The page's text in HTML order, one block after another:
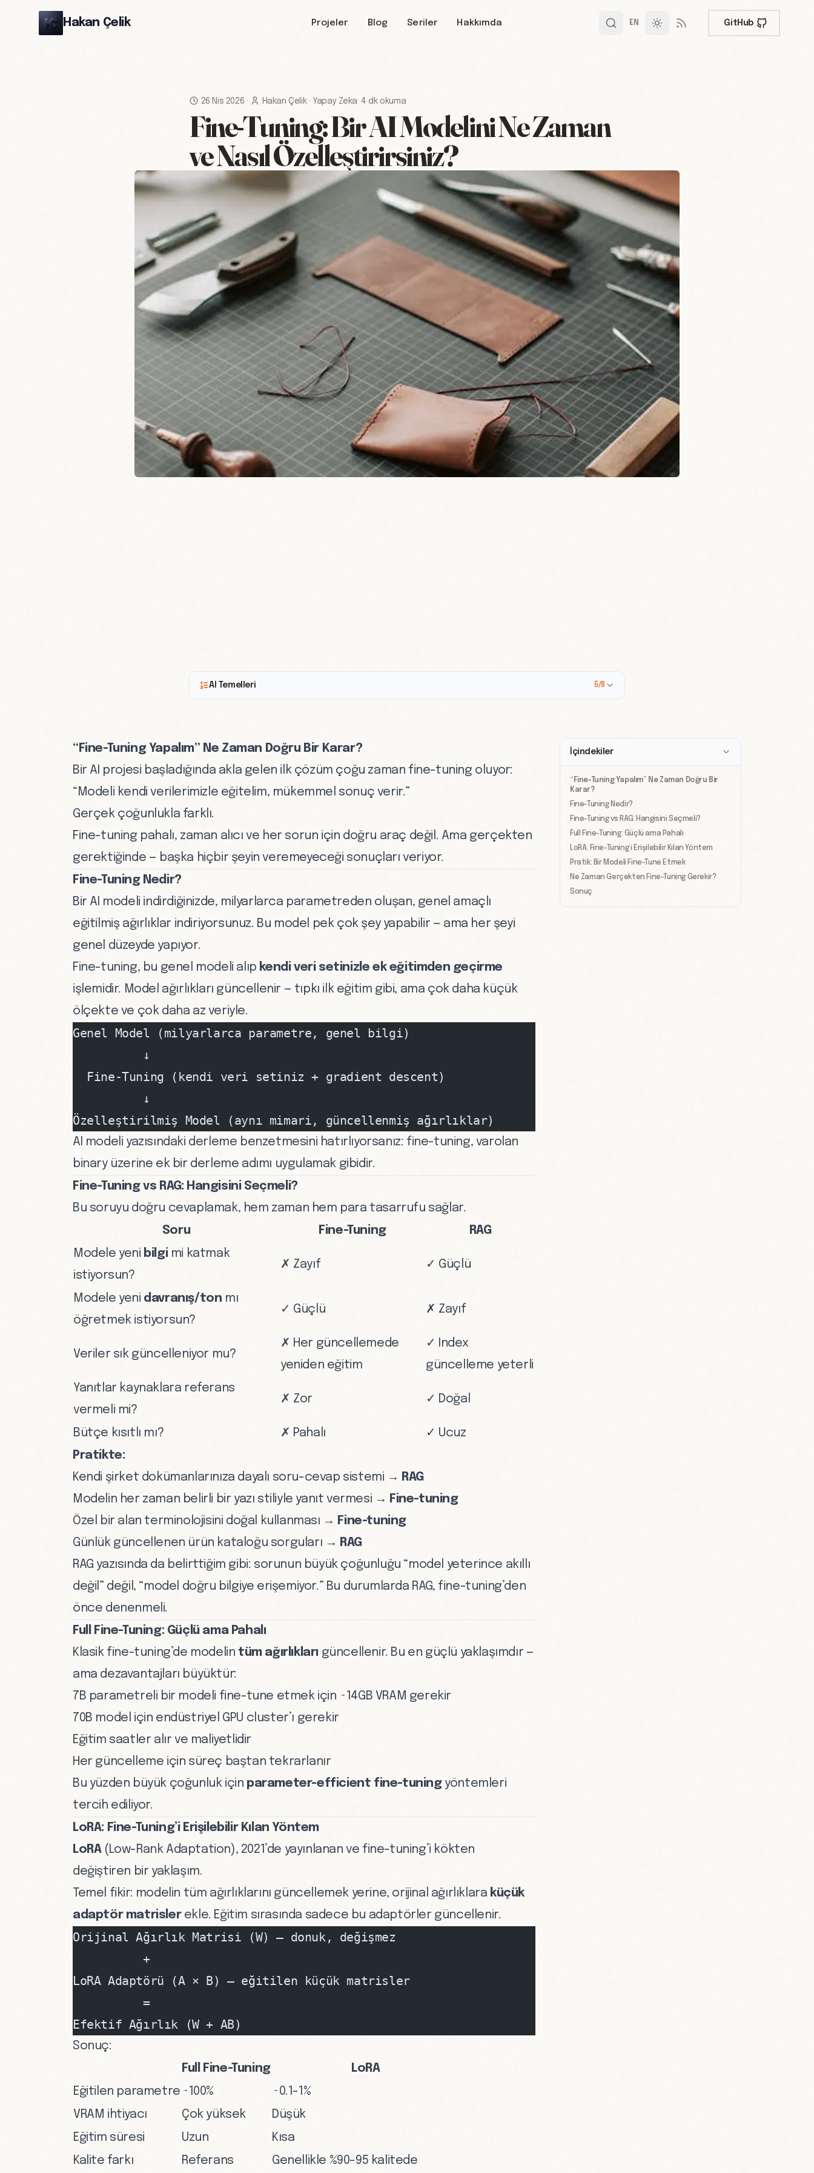
Hakan Çelik Projeler Blog Seriler Hakkımda EN GitHub
26 Nis 2026 · Hakan Çelik· Yapay Zeka· 4 dk okuma
Fine-Tuning: Bir AI Modelini Ne Zaman
ve Nasıl Özelleştirirsiniz?
AI Temelleri 5/8
“Fine-Tuning Yapalım” Ne Zaman Doğru Bir Karar?
Bir AI projesi başladığında akla gelen ilk çözüm çoğu zaman fine-tuning oluyor:
“Modeli kendi verilerimizle eğitelim, mükemmel sonuç verir.”
Gerçek çoğunlukla farklı.
Fine-tuning pahalı, zaman alıcı ve her sorun için doğru araç değil. Ama gerçekten
gerektiğinde — başka hiçbir şeyin veremeyeceği sonuçları veriyor.
Fine-Tuning Nedir?
Bir AI modeli indirdiğinizde, milyarlarca parametreden oluşan, genel amaçlı
eğitilmiş ağırlıklar indiriyorsunuz. Bu model pek çok şey yapabilir — ama her şeyi
genel düzeyde yapıyor.
Fine-tuning, bu genel modeli alıp kendi veri setinizle ek eğitimden geçirme
işlemidir. Model ağırlıkları güncellenir — tıpkı ilk eğitim gibi, ama çok daha küçük
ölçekte ve çok daha az veriyle.
Genel Model (milyarlarca parametre, genel bilgi)
          ↓
  Fine-Tuning (kendi veri setiniz + gradient descent)
          ↓
Özelleştirilmiş Model (aynı mimari, güncellenmiş ağırlıklar)
AI modeli yazısındaki derleme benzetmesini hatırlıyorsanız: fine-tuning, varolan
binary üzerine ek bir derleme adımı uygulamak gibidir.
Fine-Tuning vs RAG: Hangisini Seçmeli?
Bu soruyu doğru cevaplamak, hem zaman hem para tasarrufu sağlar.
Soru
Fine-Tuning
RAG
Modele yeni bilgimi katmak
istiyorsun?
✗ Zayıf ✓ Güçlü
Modele yeni davranış/ton mı
öğretmek istiyorsun?
✓ Güçlü ✗ Zayıf
Veriler sık güncelleniyor mu?
✗ Her güncellemede
yeniden eğitim
✓ Index
güncelleme yeterli
Yanıtlar kaynaklara referans
vermeli mi?
✗ Zor ✓ Doğal
Bütçe kısıtlı mı? ✗ Pahalı
✓ Ucuz
Pratikte:
Kendi şirket dokümanlarınıza dayalı soru-cevap sistemi → RAG
Modelin her zaman belirli bir yazı stiliyle yanıt vermesi → Fine-tuning
Özel bir alan terminolojisini doğal kullanması → Fine-tuning
Günlük güncellenen ürün kataloğu sorguları → RAG
RAG yazısında da belirttiğim gibi: sorunun büyük çoğunluğu “model yeterince akıllı
değil” değil, “model doğru bilgiye erişemiyor.” Bu durumlarda RAG, fine-tuning’den
önce denenmeli.
Full Fine-Tuning: Güçlü ama Pahalı
Klasik fine-tuning’de modelin tüm ağırlıkları güncellenir. Bu en güçlü yaklaşımdır —
ama dezavantajları büyüktür:
7B parametreli bir modeli fine-tune etmek için ~14GB VRAM gerekir
70B model için endüstriyel GPU cluster’ı gerekir
Eğitim saatler alır ve maliyetlidir
Her güncelleme için süreç baştan tekrarlanır
Bu yüzden büyük çoğunluk için parameter-efficient fine-tuningyöntemleri
tercih ediliyor.
LoRA: Fine-Tuning’i Erişilebilir Kılan Yöntem
LoRA(Low-Rank Adaptation), 2021’de yayınlanan ve fine-tuning’i kökten
değiştiren bir yaklaşım.
Temel fikir: modelin tüm ağırlıklarını güncellemek yerine, orijinal ağırlıklara küçük
adaptör matrislerekle. Eğitim sırasında sadece bu adaptörler güncellenir.
Orijinal Ağırlık Matrisi (W) — donuk, değişmez
          +
LoRA Adaptörü (A × B) — eğitilen küçük matrisler
          =
Efektif Ağırlık (W + AB)
Sonuç:
Full Fine-Tuning
LoRA
Eğitilen parametre ~100%
~0.1-1%
VRAM ihtiyacı
Çok yüksek
Düşük
Eğitim süresi
Uzun
Kısa
Kalite farkı
Referans Genellikle %90-95 kalitede
İçindekiler
“Fine-Tuning Yapalım” Ne Zaman Doğru Bir
Karar?
Fine-Tuning Nedir?
Fine-Tuning vs RAG: Hangisini Seçmeli?
Full Fine-Tuning: Güçlü ama Pahalı
LoRA: Fine-Tuning’i Erişilebilir Kılan Yöntem
Pratik: Bir Modeli Fine-Tune Etmek
Ne Zaman Gerçekten Fine-Tuning Gerekir?
Sonuç